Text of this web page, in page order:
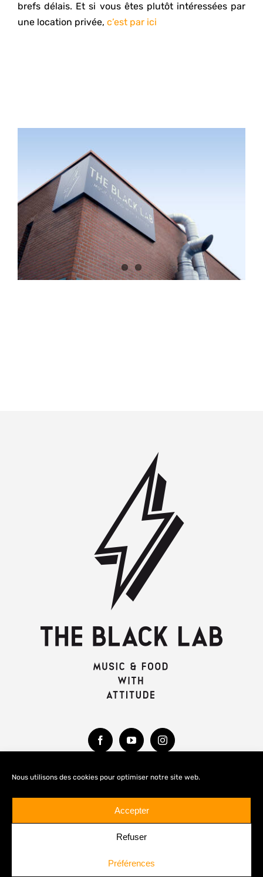
Nous utilisons des cookies pour optimiser notre site web.
Accepter
Refuser
Préférences
brefs délais. Et si vous êtes plutôt intéressées par
une location privée, c’est par ici
MENTIONS LÉGALES